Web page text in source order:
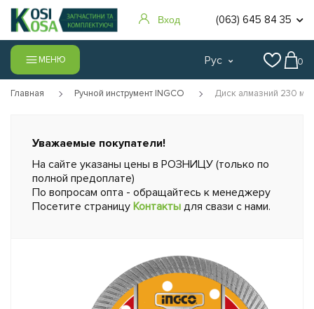
Вход (063) 645 84 35
МЕНЮ Рус 0
Главная Ручной инструмент INGCO Диск алмазний 230 мм
Уважаемые покупатели!
На сайте указаны цены в РОЗНИЦУ (только по
полной предоплате)
По вопросам опта - обращайтесь к менеджеру
Посетите страницу Контакты для свази с нами.